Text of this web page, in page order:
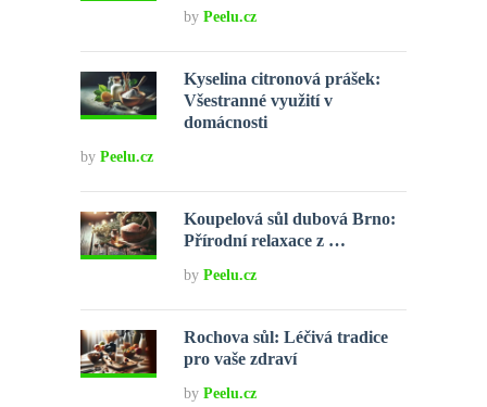
byPeelu.cz
Kyselina citronová prášek:
Všestranné využití v
domácnosti
by Peelu.cz
Koupelová sůl dubová Brno:
Přírodní relaxace z …
byPeelu.cz
Rochova sůl: Léčivá tradice
pro vaše zdraví
byPeelu.cz